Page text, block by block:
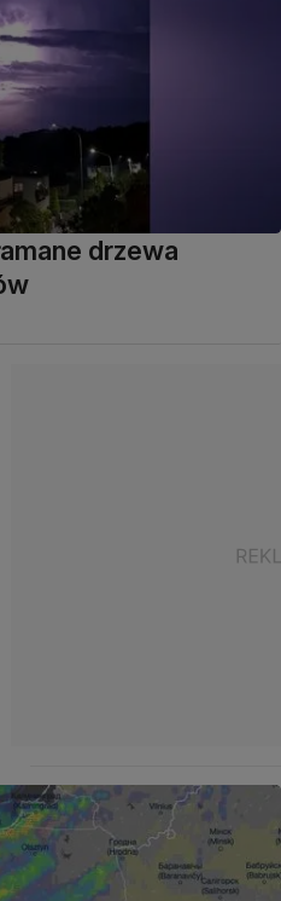
drzewa